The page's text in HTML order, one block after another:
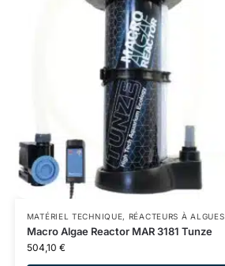
MATÉRIEL TECHNIQUE, RÉACTEURS À ALGUES
Macro Algae Reactor MAR 3181 Tunze
504,10 €